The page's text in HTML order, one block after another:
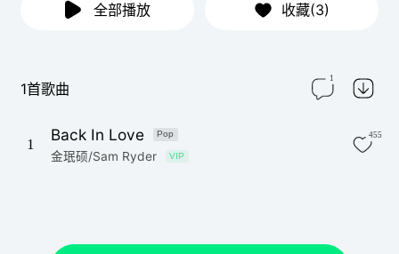
全部播放 收藏(3)
1首歌曲
1
1
Back In Love Pop
金珉硕/Sam Ryder VIP
455